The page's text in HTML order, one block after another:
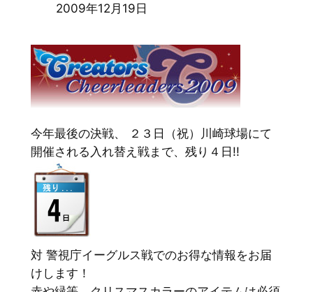
2009年12月19日
今年最後の決戦、 ２３日（祝）川崎球場にて
開催される入れ替え戦まで、残り４日!!
対 警視庁イーグルス戦でのお得な情報をお届
けします！